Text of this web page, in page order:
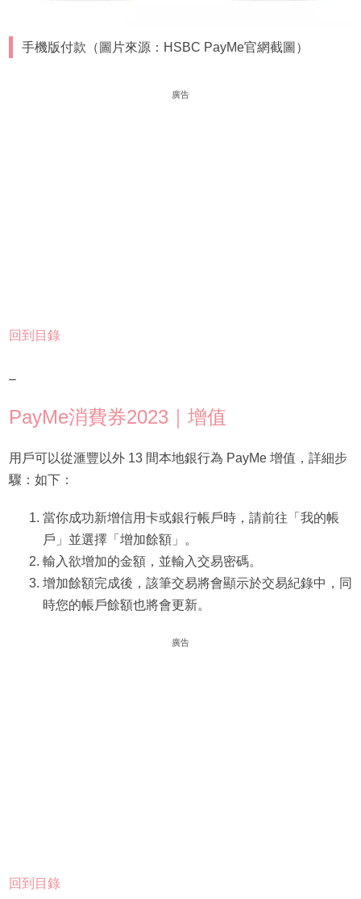
手機版付款（圖片來源：HSBC PayMe官網截圖）
廣告
回到目錄
–
PayMe消費券2023｜增值
用戶可以從滙豐以外 13 間本地銀行為 PayMe 增值，詳細步
驟：如下：
當你成功新增信用卡或銀行帳戶時，請前往「我的帳
戶」並選擇「增加餘額」。
輸入欲增加的金額，並輸入交易密碼。
增加餘額完成後，該筆交易將會顯示於交易紀錄中，同
時您的帳戶餘額也將會更新。
廣告
回到目錄